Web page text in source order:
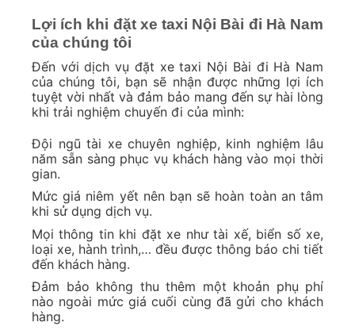
Lợi ích khi đặt xe taxi Nội Bài đi Hà Nam
của chúng tôi
Đến với dịch vụ đặt xe taxi Nội Bài đi Hà Nam
của chúng tôi, bạn sẽ nhận được những lợi ích
tuyệt vời nhất và đảm bảo mang đến sự hài lòng
khi trải nghiệm chuyến đi của mình:
Đội ngũ tài xe chuyên nghiệp, kinh nghiệm lâu
năm sẵn sàng phục vụ khách hàng vào mọi thời
gian.
Mức giá niêm yết nên bạn sẽ hoàn toàn an tâm
khi sử dụng dịch vụ.
Mọi thông tin khi đặt xe như tài xế, biển số xe,
loại xe, hành trình,… đều được thông báo chi tiết
đến khách hàng.
Đảm bảo không thu thêm một khoản phụ phí
nào ngoài mức giá cuối cùng đã gửi cho khách
hàng.